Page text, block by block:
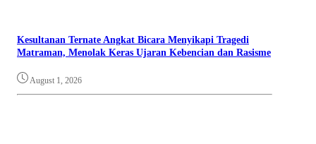
Kesultanan Ternate Angkat Bicara Menyikapi Tragedi
Matraman, Menolak Keras Ujaran Kebencian dan Rasisme
August 1, 2026